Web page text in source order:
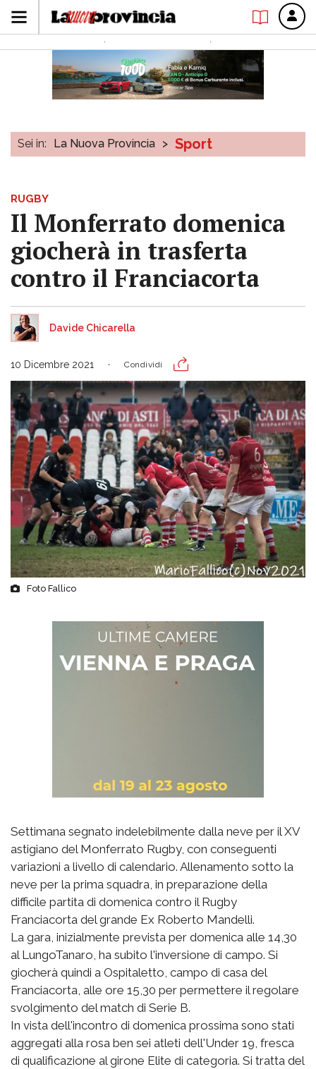
Sei in: La Nuova Provincia > Sport
RUGBY
Il Monferrato domenica
giocherà in trasferta
contro il Franciacorta
Davide Chicarella
10 Dicembre 2021 Condividi
Foto Fallico
Settimana segnato indelebilmente dalla neve per il XV
astigiano del Monferrato Rugby, con conseguenti
variazioni a livello di calendario. Allenamento sotto la
neve per la prima squadra, in preparazione della
difficile partita di domenica contro il Rugby
Franciacorta del grande Ex Roberto Mandelli.
La gara, inizialmente prevista per domenica alle 14,30
al LungoTanaro, ha subito l'inversione di campo. Si
giocherà quindi a Ospitaletto, campo di casa del
Franciacorta, alle ore 15,30 per permettere il regolare
svolgimento del match di Serie B.
In vista dell'incontro di domenica prossima sono stati
aggregati alla rosa ben sei atleti dell'Under 19, fresca
di qualificazione al girone Elite di categoria. Si tratta del